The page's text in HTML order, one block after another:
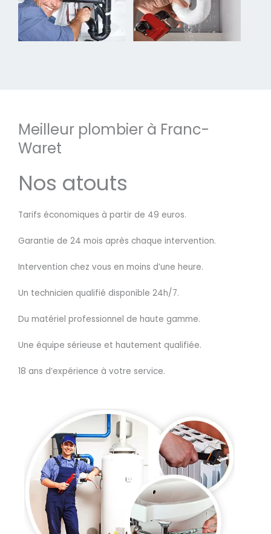
Meilleur plombier à Franc-
Waret
Nos atouts
Tarifs économiques à partir de 49 euros.
Garantie de 24 mois après chaque intervention.
Intervention chez vous en moins d’une heure.
Un technicien qualifié disponible 24h/7.
Du matériel professionnel de haute gamme.
Une équipe sérieuse et hautement qualifiée.
18 ans d’expérience à votre service.